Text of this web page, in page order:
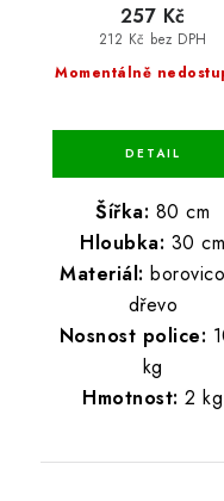
Momentálně
212 Kč bez DPH
257 Kč
Šířka: 80 cm
Hloubka: 30 cm
Materiál:
dřevo
Nosnost police:
kg
Hmotnost: 2 kg